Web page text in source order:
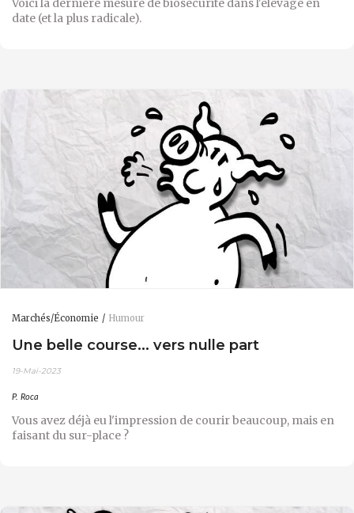
Voici la dernière mesure de biosécurité dans l'élevage en
date (et la plus radicale).
Marchés/Économie Humour
Une belle course... vers nulle part
19-Mai-2023
P. Roca
Vous avez déjà eu l'impression de courir beaucoup, mais en
faisant du sur-place ?